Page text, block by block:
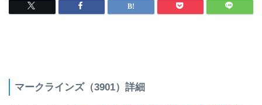
マークラインズ（3901）詳細